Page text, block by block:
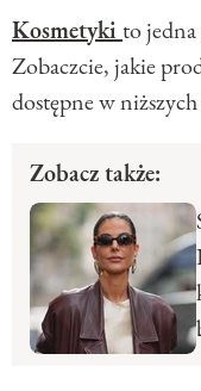
Kosmetyki to
Zobaczcie, jakie
dostępne w
Zobacz także: